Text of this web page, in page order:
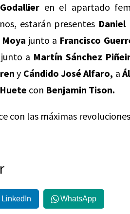
en el apartado
estarán presentes Daniel
junto a Francisco
junto a Martín Sánchez
y Cándido José Alfaro, a
con Benjamin Tison.
con las máximas
LinkedIn WhatsApp